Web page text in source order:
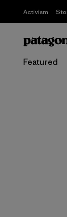
Activism
Featured